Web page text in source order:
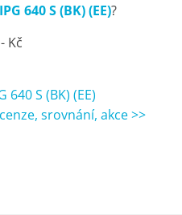
640 S (BK) (EE)?
Kč
S (BK) (EE)
srovnání, akce >>